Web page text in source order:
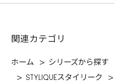
関連カテゴリ
ホーム > シリーズから探す
>STYLIQUEスタイリーク >